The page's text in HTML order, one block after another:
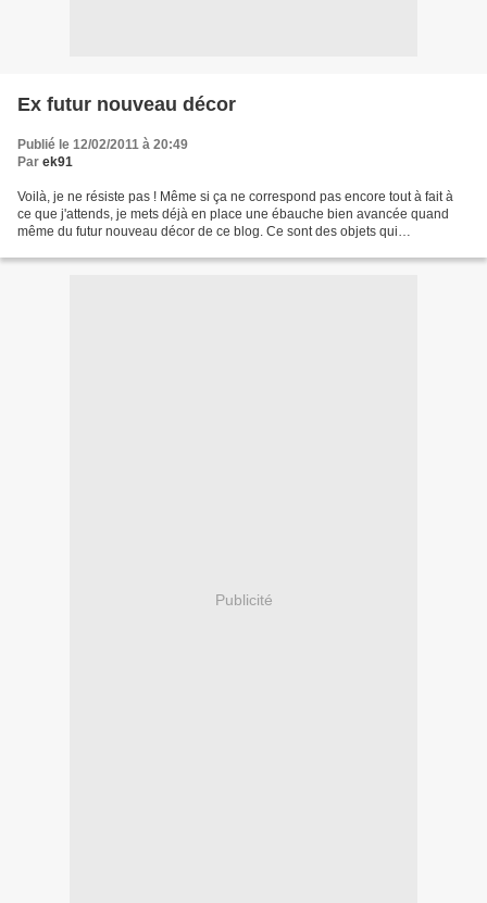
Ex futur nouveau décor
Publié le 12/02/2011 à 20:49
Par ek91
Voilà, je ne résiste pas ! Même si ça ne correspond pas encore tout à fait à
ce que j'attends, je mets déjà en place une ébauche bien avancée quand
même du futur nouveau décor de ce blog. Ce sont des objets qui
Publicité